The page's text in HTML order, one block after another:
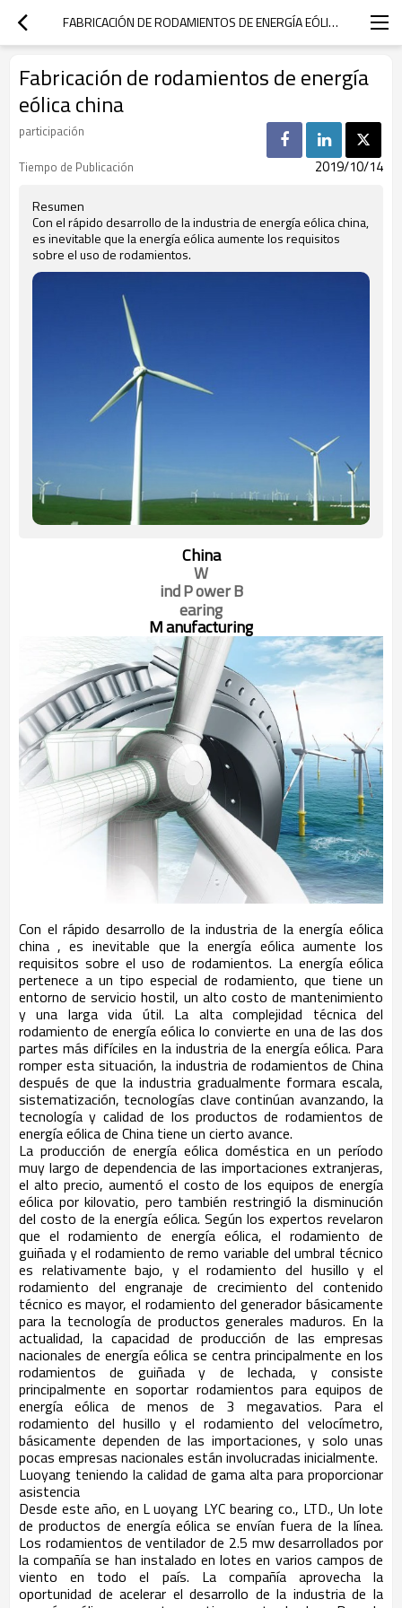
FABRICACIÓN DE RODAMIENTOS DE ENERGÍA EÓLICA CHINA
Fabricación de rodamientos de energía
eólica china
participación
Tiempo de Publicación
2019/10/14
Resumen
Con el rápido desarrollo de la industria de energía eólica china,
es inevitable que la energía eólica aumente los requisitos
sobre el uso de rodamientos.
China
W
indPowerB
earing
Manufacturing
Con el rápido desarrollo de la industria de la energía eólica
china , es inevitable que la energía eólica aumente los
requisitos sobre el uso de rodamientos. La energía eólica
pertenece a un tipo especial de rodamiento, que tiene un
entorno de servicio hostil, un alto costo de mantenimiento
y una larga vida útil. La alta complejidad técnica del
rodamiento de energía eólica lo convierte en una de las dos
partes más difíciles en la industria de la energía eólica. Para
romper esta situación, la industria de rodamientos de China
después de que la industria gradualmente formara escala,
sistematización, tecnologías clave continúan avanzando, la
tecnología y calidad de los productos de rodamientos de
energía eólica de China tiene un cierto avance.
La producción de energía eólica doméstica en un período
muy largo de dependencia de las importaciones extranjeras,
el alto precio, aumentó el costo de los equipos de energía
eólica por kilovatio, pero también restringió la disminución
del costo de la energía eólica. Según los expertos revelaron
que el rodamiento de energía eólica, el rodamiento de
guiñada y el rodamiento de remo variable del umbral técnico
es relativamente bajo, y el rodamiento del husillo y el
rodamiento del engranaje de crecimiento del contenido
técnico es mayor, el rodamiento del generador básicamente
para la tecnología de productos generales maduros. En la
actualidad, la capacidad de producción de las empresas
nacionales de energía eólica se centra principalmente en los
rodamientos de guiñada y de lechada, y consiste
principalmente en soportar rodamientos para equipos de
energía eólica de menos de 3 megavatios. Para el
rodamiento del husillo y el rodamiento del velocímetro,
básicamente dependen de las importaciones, y solo unas
pocas empresas nacionales están involucradas inicialmente.
Luoyang teniendo la calidad de gama alta para proporcionar
asistencia
Desde este año, en Luoyang LYC bearing co., LTD., Un lote
de productos de energía eólica se envían fuera de la línea.
Los rodamientos de ventilador de 2.5 mw desarrollados por
la compañía se han instalado en lotes en varios campos de
viento en todo el país. La compañía aprovecha la
oportunidad de acelerar el desarrollo de la industria de la